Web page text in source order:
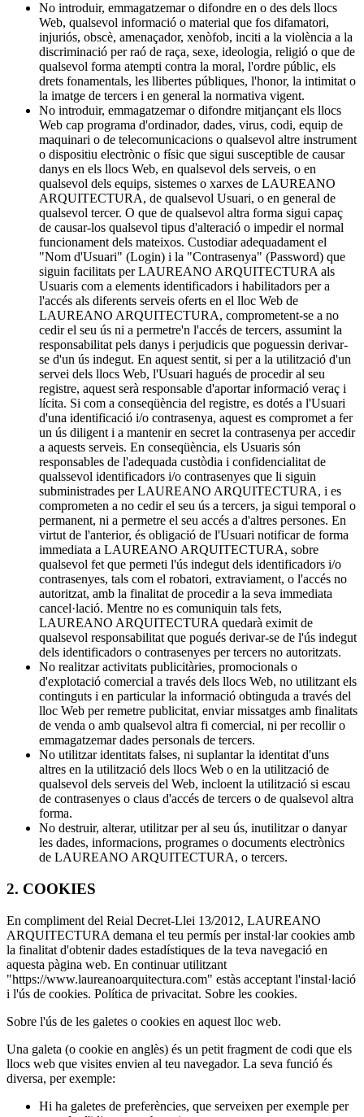
No introduir, emmagatzemar o difondre en o des dels llocs
Web, qualsevol informació o material que fos difamatori,
injuriós, obscè, amenaçador, xenòfob, inciti a la violència a la
discriminació per raó de raça, sexe, ideologia, religió o que de
qualsevol forma atempti contra la moral, l'ordre públic, els
drets fonamentals, les llibertes públiques, l'honor, la intimitat o
la imatge de tercers i en general la normativa vigent.
No introduir, emmagatzemar o difondre mitjançant els llocs
Web cap programa d'ordinador, dades, virus, codi, equip de
maquinari o de telecomunicacions o qualsevol altre instrument
o dispositiu electrònic o físic que sigui susceptible de causar
danys en els llocs Web, en qualsevol dels serveis, o en
qualsevol dels equips, sistemes o xarxes de LAUREANO
ARQUITECTURA, de qualsevol Usuari, o en general de
qualsevol tercer. O que de qualsevol altra forma sigui capaç
de causar-los qualsevol tipus d'alteració o impedir el normal
funcionament dels mateixos. Custodiar adequadament el
"Nom d'Usuari" (Login) i la "Contrasenya" (Password) que
siguin facilitats per LAUREANO ARQUITECTURA als
Usuaris com a elements identificadors i habilitadors per a
l'accés als diferents serveis oferts en el lloc Web de
LAUREANO ARQUITECTURA, comprometent-se a no
cedir el seu ús ni a permetre'n l'accés de tercers, assumint la
responsabilitat pels danys i perjudicis que poguessin derivar-
se d'un ús indegut. En aquest sentit, si per a la utilització d'un
servei dels llocs Web, l'Usuari hagués de procedir al seu
registre, aquest serà responsable d'aportar informació veraç i
lícita. Si com a conseqüència del registre, es dotés a l'Usuari
d'una identificació i/o contrasenya, aquest es compromet a fer
un ús diligent i a mantenir en secret la contrasenya per accedir
a aquests serveis. En conseqüència, els Usuaris són
responsables de l'adequada custòdia i confidencialitat de
qualssevol identificadors i/o contrasenyes que li siguin
subministrades per LAUREANO ARQUITECTURA, i es
comprometen a no cedir el seu ús a tercers, ja sigui temporal o
permanent, ni a permetre el seu accés a d'altres persones. En
virtut de l'anterior, és obligació de l'Usuari notificar de forma
immediata a LAUREANO ARQUITECTURA, sobre
qualsevol fet que permeti l'ús indegut dels identificadors i/o
contrasenyes, tals com el robatori, extraviament, o l'accés no
autoritzat, amb la finalitat de procedir a la seva immediata
cancel·lació. Mentre no es comuniquin tals fets,
LAUREANO ARQUITECTURA quedarà eximit de
qualsevol responsabilitat que pogués derivar-se de l'ús indegut
dels identificadors o contrasenyes per tercers no autoritzats.
No realitzar activitats publicitàries, promocionals o
d'explotació comercial a través dels llocs Web, no utilitzant els
continguts i en particular la informació obtinguda a través del
lloc Web per remetre publicitat, enviar missatges amb finalitats
de venda o amb qualsevol altra fi comercial, ni per recollir o
emmagatzemar dades personals de tercers.
No utilitzar identitats falses, ni suplantar la identitat d'uns
altres en la utilització dels llocs Web o en la utilització de
qualsevol dels serveis del Web, incloent la utilització si escau
de contrasenyes o claus d'accés de tercers o de qualsevol altra
forma.
No destruir, alterar, utilitzar per al seu ús, inutilitzar o danyar
les dades, informacions, programes o documents electrònics
de LAUREANO ARQUITECTURA, o tercers.
2. COOKIES
En compliment del Reial Decret-Llei 13/2012, LAUREANO
ARQUITECTURA demana el teu permís per instal·lar cookies amb
la finalitat d'obtenir dades estadístiques de la teva navegació en
aquesta pàgina web. En continuar utilitzant
"https://www.laureanoarquitectura.com" estàs acceptant l'instal·lació
i l'ús de cookies. Política de privacitat. Sobre les cookies.
Sobre l'ús de les galetes o cookies en aquest lloc web.
Una galeta (o cookie en anglès) és un petit fragment de codi que els
llocs web que visites envien al teu navegador. La seva funció és
diversa, per exemple:
Hi ha galetes de preferències, que serveixen per exemple per